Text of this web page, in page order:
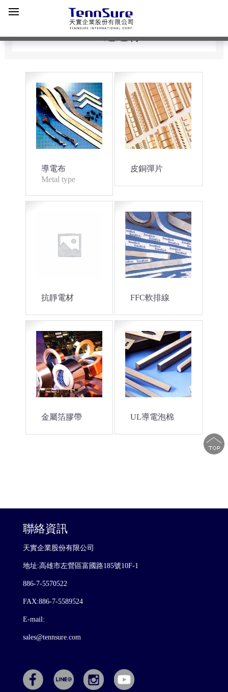
EMI遮避材
導電布
Metal type
皮銅彈片
抗靜電材 FFC軟排線
金屬箔膠帶 UL導電泡棉
聯絡資訊
天實企業股份有限公司
地址:高雄市左營區富國路185號10F-1
886-7-5570522
FAX:886-7-5589524
E-mail:
sales@tennsure.com